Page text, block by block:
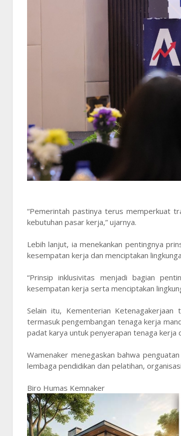
“Pemerintah pastinya terus memperkuat
kebutuhan pasar kerja,” ujarnya.
Lebih lanjut, ia menekankan pentingnya
kesempatan kerja dan menciptakan
“Prinsip inklusivitas menjadi bagian
kesempatan kerja serta menciptakan
Selain itu, Kementerian
termasuk pengembangan tenaga kerja
padat karya untuk penyerapan tenaga kerja
Wamenaker menegaskan bahwa
lembaga pendidikan dan pelatihan,
Biro Humas Kemnaker